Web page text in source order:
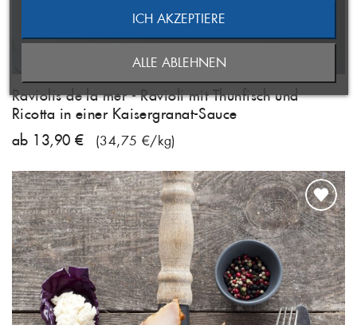
Raviolis de la mer - Ravioli mit Thunfisch und
Ricotta in einer Kaisergranat-Sauce
ab 13,90 €
(34,75 €/kg)
ABBRECHEN
WUNSCHLISTE ERSTELLEN
ABBRECHEN
ANMELDEN
ALLE ABLEHNEN
ICH AKZEPTIERE